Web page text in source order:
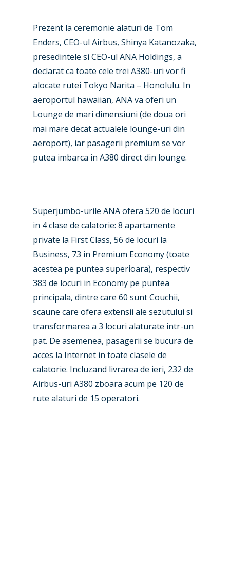
Prezent la ceremonie alaturi de Tom
Enders, CEO-ul Airbus, Shinya Katanozaka,
presedintele si CEO-ul ANA Holdings, a
declarat ca toate cele trei A380-uri vor fi
alocate rutei Tokyo Narita – Honolulu. In
aeroportul hawaiian, ANA va oferi un
Lounge de mari dimensiuni (de doua ori
mai mare decat actualele lounge-uri din
aeroport), iar pasagerii premium se vor
putea imbarca in A380 direct din lounge.
Superjumbo-urile ANA ofera 520 de locuri
in 4 clase de calatorie: 8 apartamente
private la First Class, 56 de locuri la
Business, 73 in Premium Economy (toate
acestea pe puntea superioara), respectiv
383 de locuri in Economy pe puntea
principala, dintre care 60 sunt Couchii,
scaune care ofera extensii ale sezutului si
transformarea a 3 locuri alaturate intr-un
pat. De asemenea, pasagerii se bucura de
acces la Internet in toate clasele de
calatorie. Incluzand livrarea de ieri, 232 de
Airbus-uri A380 zboara acum pe 120 de
rute alaturi de 15 operatori.
New Routes
Accidents / Incidents
Airshows
Dubai 2025
Farnborough 2024
Paris 2023
Farnborough 2022
Dubai 2019
Paris 2019
Business Jets
Military
Trip Reports
Marketplace
Jobs
Contact